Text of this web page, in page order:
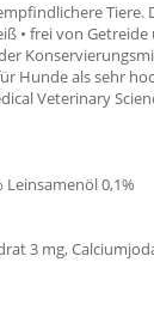
• frei von
als sehr
Veterinary
0,1%
mg,